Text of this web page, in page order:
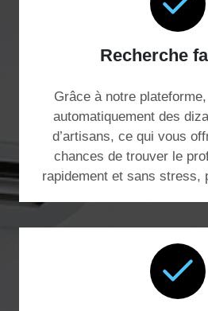
Recherche
Grâce à notre
automatiquement des
d’artisans, ce qui vous
chances de trouver le
rapidement et sans stress,